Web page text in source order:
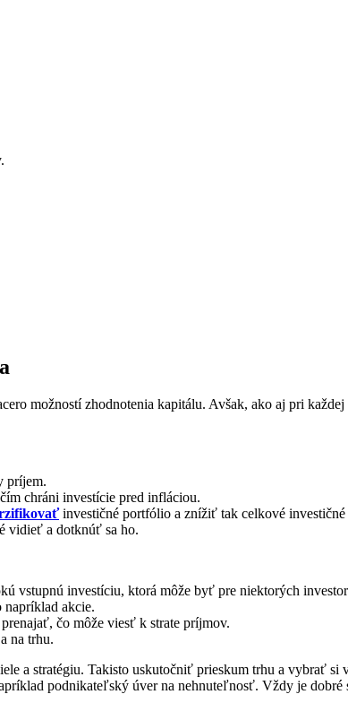
možností zhodnotenia kapitálu. Avšak, ako aj pri
príjem.
chráni investície pred infláciou.
investičné portfólio a znížiť tak celkové
vidieť a dotknúť sa ho.
vstupnú investíciu, ktorá môže byť pre niektorých
akcie.
čo môže viesť k strate príjmov.
na trhu.
a stratégiu. Takisto uskutočniť prieskum trhu a vybrať
podnikateľský úver na nehnuteľnosť. Vždy je